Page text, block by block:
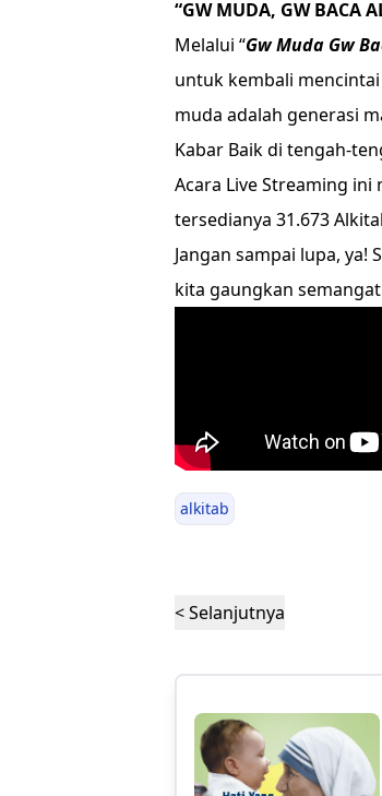
“GW MUDA, GW BACA
Melalui “Gw Muda Gw
untuk kembali
muda adalah generasi
Kabar Baik di tengah-
Acara Live Streaming
tersedianya 31.673
Jangan sampai lupa, ya!
kita gaungkan
alkitab
< Selanjutnya